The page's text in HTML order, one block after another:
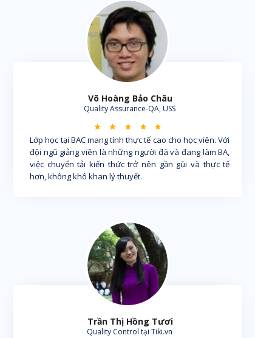
Lớp học tại BAC mang tính thực tế cao cho học viên. Với
đội ngũ giảng viên là những người đã và đang làm BA,
việc chuyển tải kiến thức trở nên gần gũi và thực tế
hơn, không khô khan lý thuyết.
Quality Assurance-QA, USS
Võ Hoàng Bảo Châu
Quality Control tại Tiki.vn
Trần Thị Hồng Tươi